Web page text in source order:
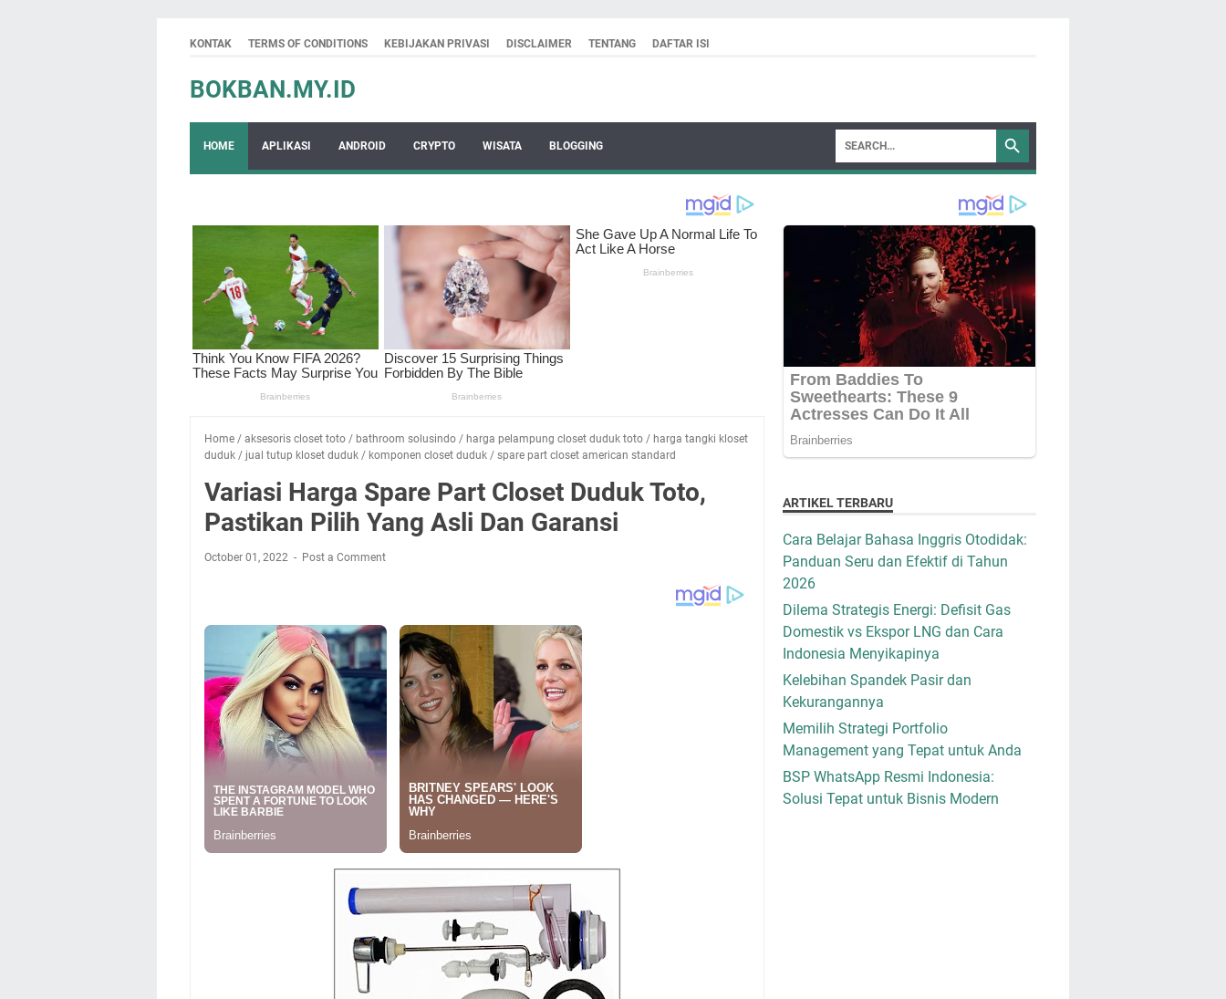
KONTAK TERMS OF CONDITIONS KEBIJAKAN PRIVASI DISCLAIMER TENTANG DAFTAR ISI
BOKBAN.MY.ID
HOME APLIKASI ANDROID CRYPTO WISATA BLOGGING
Home / aksesoris closet toto / bathroom solusindo / harga pelampung closet duduk toto / harga tangki kloset
duduk / jual tutup kloset duduk / komponen closet duduk / spare part closet american standard
Variasi Harga Spare Part Closet Duduk Toto,
Pastikan Pilih Yang Asli Dan Garansi
October 01, 2022 Post a Comment
ARTIKEL TERBARU
Cara Belajar Bahasa Inggris Otodidak:
Panduan Seru dan Efektif di Tahun
2026
Dilema Strategis Energi: Defisit Gas
Domestik vs Ekspor LNG dan Cara
Indonesia Menyikapinya
Kelebihan Spandek Pasir dan
Kekurangannya
Memilih Strategi Portfolio
Management yang Tepat untuk Anda
BSP WhatsApp Resmi Indonesia:
Solusi Tepat untuk Bisnis Modern